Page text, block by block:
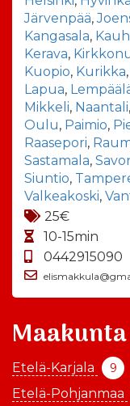
Järvenpää,
Kangasala,
Kerava,
Kuopio, Kurikka,
Lapua,
Mikkeli, Naantali,
Oulu, Paimio,
Raasepori,
Sastamala,
Siuntio,
Valkeakoski,
25€
10-15min
0442915090
Maakunta
Etelä-Karjala 9
Etelä-Pohjanmaa